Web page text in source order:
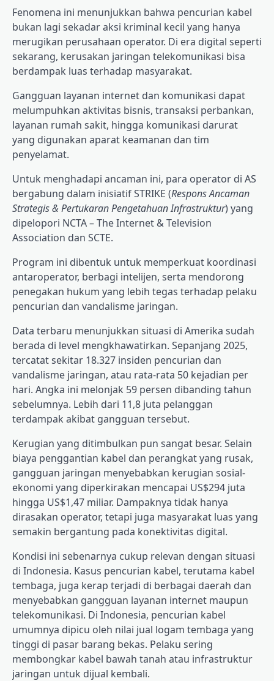
Fenomena ini menunjukkan bahwa pencurian kabel
bukan lagi sekadar aksi kriminal kecil yang hanya
merugikan perusahaan operator. Di era digital seperti
sekarang, kerusakan jaringan telekomunikasi bisa
berdampak luas terhadap masyarakat.
Gangguan layanan internet dan komunikasi dapat
melumpuhkan aktivitas bisnis, transaksi perbankan,
layanan rumah sakit, hingga komunikasi darurat
yang digunakan aparat keamanan dan tim
penyelamat.
Untuk menghadapi ancaman ini, para operator di AS
bergabung dalam inisiatif STRIKE (Respons Ancaman
Strategis & Pertukaran Pengetahuan Infrastruktur) yang
dipelopori NCTA – The Internet & Television
Association dan SCTE.
Program ini dibentuk untuk memperkuat koordinasi
antaroperator, berbagi intelijen, serta mendorong
penegakan hukum yang lebih tegas terhadap pelaku
pencurian dan vandalisme jaringan.
Data terbaru menunjukkan situasi di Amerika sudah
berada di level mengkhawatirkan. Sepanjang 2025,
tercatat sekitar 18.327 insiden pencurian dan
vandalisme jaringan, atau rata-rata 50 kejadian per
hari. Angka ini melonjak 59 persen dibanding tahun
sebelumnya. Lebih dari 11,8 juta pelanggan
terdampak akibat gangguan tersebut.
Kerugian yang ditimbulkan pun sangat besar. Selain
biaya penggantian kabel dan perangkat yang rusak,
gangguan jaringan menyebabkan kerugian sosial-
ekonomi yang diperkirakan mencapai US$294 juta
hingga US$1,47 miliar. Dampaknya tidak hanya
dirasakan operator, tetapi juga masyarakat luas yang
semakin bergantung pada konektivitas digital.
Kondisi ini sebenarnya cukup relevan dengan situasi
di Indonesia. Kasus pencurian kabel, terutama kabel
tembaga, juga kerap terjadi di berbagai daerah dan
menyebabkan gangguan layanan internet maupun
telekomunikasi. Di Indonesia, pencurian kabel
umumnya dipicu oleh nilai jual logam tembaga yang
tinggi di pasar barang bekas. Pelaku sering
membongkar kabel bawah tanah atau infrastruktur
jaringan untuk dijual kembali.